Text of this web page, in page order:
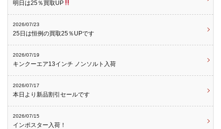
明日は25％買取UP
2026/07/23
25日は恒例の買取25％UPです
2026/07/19
キンクーエア13インチ ノンソルト入荷
2026/07/17
本日より新品割引セールです
2026/07/15
インポスター入荷！